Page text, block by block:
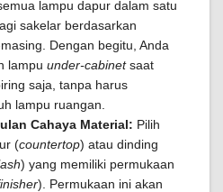
lampu dapur dalam satu
sakelar berdasarkan
Dengan begitu, Anda
lampu under-cabinetsaat
saja, tanpa harus
lampu ruangan.
Cahaya Material: Pilih
(countertop) atau dinding
) yang memiliki permukaan
). Permukaan ini akan